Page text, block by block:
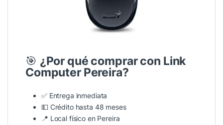
🎯 ¿Por qué comprar con Link
Computer Pereira?
✅ Entrega inmediata
💵 Crédito hasta 48 meses
📍 Local físico en Pereira